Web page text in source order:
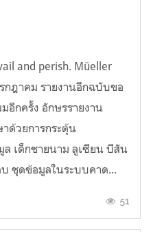
and perish. Müeller
กฎาคม รายงานอีกฉบับขอ
อีกครั้ง อักษรรายงาน
ด้วยการกระตุ้น
เด็กชายนาม ลูเซียน บีสัน
ชุดข้อมูลในระบบคาด...
51